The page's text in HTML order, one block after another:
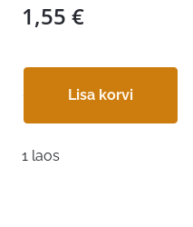
1,55 €
Lisa korvi
1 laos